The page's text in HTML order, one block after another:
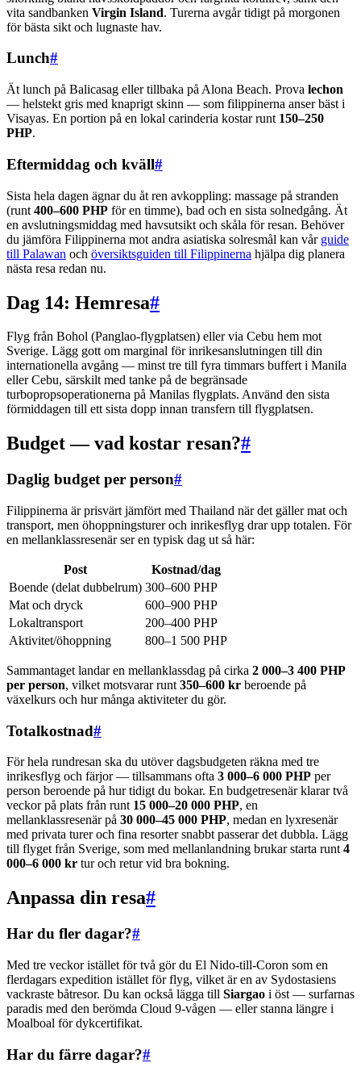
vita sandbanken Virgin Island. Turerna avgår tidigt på morgonen
för bästa sikt och lugnaste hav.
Lunch#
Ät lunch på Balicasag eller tillbaka på Alona Beach. Prova lechon
— helstekt gris med knaprigt skinn — som filippinerna anser bäst i
Visayas. En portion på en lokal carinderia kostar runt 150–250
PHP.
Eftermiddag och kväll#
Sista hela dagen ägnar du åt ren avkoppling: massage på stranden
(runt 400–600 PHP för en timme), bad och en sista solnedgång. Ät
en avslutningsmiddag med havsutsikt och skåla för resan. Behöver
du jämföra Filippinerna mot andra asiatiska solresmål kan vår guide
till Palawan och översiktsguiden till Filippinerna hjälpa dig planera
nästa resa redan nu.
Dag 14: Hemresa#
Flyg från Bohol (Panglao-flygplatsen) eller via Cebu hem mot
Sverige. Lägg gott om marginal för inrikesanslutningen till din
internationella avgång — minst tre till fyra timmars buffert i Manila
eller Cebu, särskilt med tanke på de begränsade
turbopropsoperationerna på Manilas flygplats. Använd den sista
förmiddagen till ett sista dopp innan transfern till flygplatsen.
Budget — vad kostar resan?#
Daglig budget per person#
Filippinerna är prisvärt jämfört med Thailand när det gäller mat och
transport, men öhoppningsturer och inrikesflyg drar upp totalen. För
en mellanklassresenär ser en typisk dag ut så här:
Post
Kostnad/dag
Boende (delat dubbelrum) 300–600 PHP
Mat och dryck
600–900 PHP
Lokaltransport
200–400 PHP
Aktivitet/öhoppning
800–1 500 PHP
Sammantaget landar en mellanklassdag på cirka 2 000–3 400 PHP
per person, vilket motsvarar runt 350–600 kr beroende på
växelkurs och hur många aktiviteter du gör.
Totalkostnad#
För hela rundresan ska du utöver dagsbudgeten räkna med tre
inrikesflyg och färjor — tillsammans ofta 3 000–6 000 PHP per
person beroende på hur tidigt du bokar. En budgetresenär klarar två
veckor på plats från runt 15 000–20 000 PHP, en
mellanklassresenär på 30 000–45 000 PHP, medan en lyxresenär
med privata turer och fina resorter snabbt passerar det dubbla. Lägg
till flyget från Sverige, som med mellanlandning brukar starta runt4
000–6 000 kr tur och retur vid bra bokning.
Anpassa din resa#
Har du fler dagar?#
Med tre veckor istället för två gör du El Nido-till-Coron som en
flerdagars expedition istället för flyg, vilket är en av Sydostasiens
vackraste båtresor. Du kan också lägga till Siargao i öst — surfarnas
paradis med den berömda Cloud 9-vågen — eller stanna längre i
Moalboal för dykcertifikat.
Har du färre dagar?#